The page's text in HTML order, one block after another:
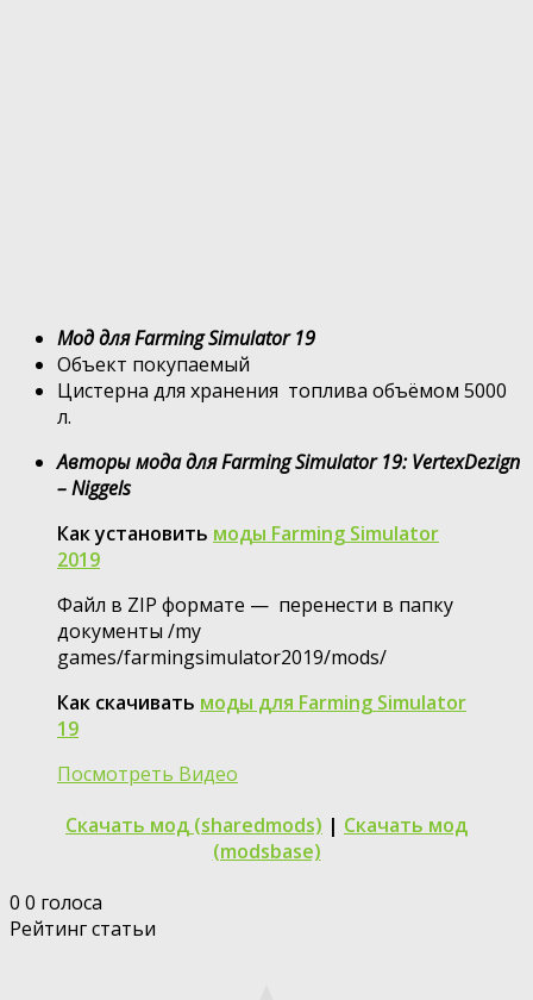
Мод для Farming Simulator 19
Объект покупаемый
Цистерна для хранения топлива объёмом 5000
л.
Авторы мода для Farming Simulator 19: VertexDezign
– Niggels
Как установить моды Farming Simulator
2019
Файл в ZIP формате — перенести в папку
документы /my
games/farmingsimulator2019/mods/
Как скачивать моды для Farming Simulator
19
Посмотреть Видео
Скачать мод (sharedmods) | Скачать мод
(modsbase)
0 0 голоса
Рейтинг статьи